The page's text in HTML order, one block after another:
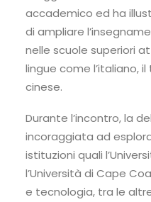
accademico ed ha
di ampliare
nelle scuole superiori
lingue come l’italiano,
cinese.
Durante l’incontro, la
incoraggiata ad
istituzioni quali
l’Università di Cape
e tecnologia, tra le